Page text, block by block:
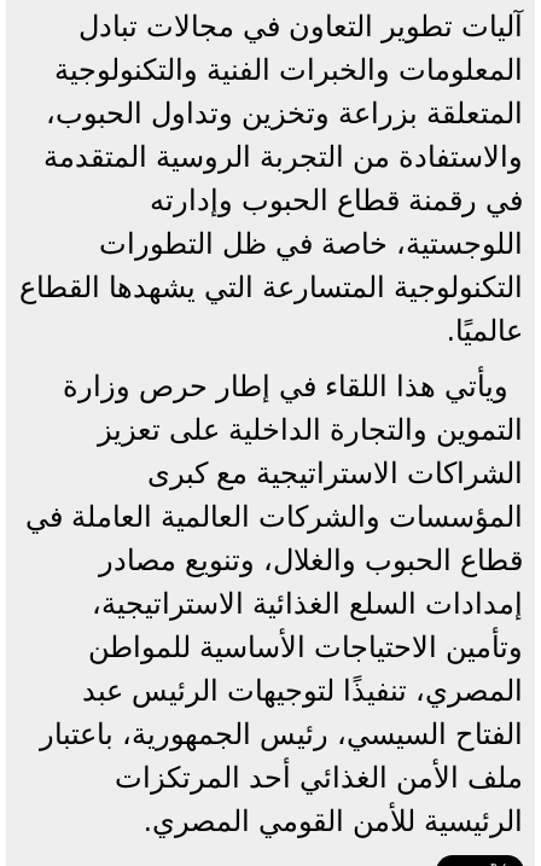
آليات تطوير التعاون في مجالات تبادل
المعلومات والخبرات الفنية والتكنولوجية
المتعلقة بزراعة وتخزين وتداول الحبوب،
والاستفادة من التجربة الروسية المتقدمة
في رقمنة قطاع الحبوب وإدارته
اللوجستية، خاصة في ظل التطورات
التكنولوجية المتسارعة التي يشهدها القطاع
عالميًا.
ويأتي هذا اللقاء في إطار حرص وزارة
التموين والتجارة الداخلية على تعزيز
الشراكات الاستراتيجية مع كبرى
المؤسسات والشركات العالمية العاملة في
قطاع الحبوب والغلال، وتنويع مصادر
إمدادات السلع الغذائية الاستراتيجية،
وتأمين الاحتياجات الأساسية للمواطن
المصري، تنفيذًا لتوجيهات الرئيس عبد
الفتاح السيسي، رئيس الجمهورية، باعتبار
ملف الأمن الغذائي أحد المرتكزات
الرئيسية للأمن القومي المصري.